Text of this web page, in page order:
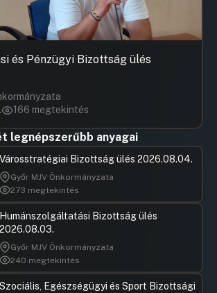
a
igény változása
megind. szóló döntés
Ugrás a napirendi pontra
a településr. eszk.
M. utca - Déryné utca
Béni út ” tárgyú
szóló döntés
Ugrás a napirendi pontra
Fodor
UTÁN
Ugrás a napirendi pontra
és Pénzügyi Bizottság ülés
166 megtekintés
legnépszerűbb anyagai
Városstratégiai Bizottság ülés 2026.08.04.
Győr MJV Önkormányzata
273 megtekintés
Humánszolgáltatási Bizottság ülés
2026.08.03.
Győr MJV Önkormányzata
240 megtekintés
Szociális, Egészségügyi és Sport Bizottsági